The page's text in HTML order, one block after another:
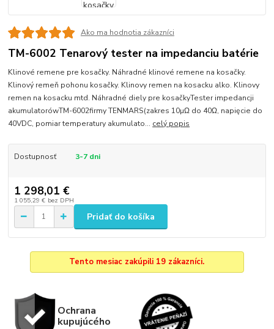
Ako ma hodnotia zákazníci
TM-6002 Tenarový tester na impedanciu batérie
Klinové remene pre kosačky. Náhradné klinové remene na kosačky.
Klinový remeň pohonu kosačky. Klinovy remen na kosacku alko. Klinovy
remen na kosacku mtd. Náhradné diely pre kosačkyTester impedancji
akumulatorówTM-6002firmy TENMARS(zakres 10µΩ do 40Ω, napięcie do
40VDC, pomiar temperatury akumulato... celý popis
Dostupnosť 3-7 dni
1 298,01 €
1 055,29 € bez DPH
Pridať do košíka
Tento mesiac zakúpili 19 zákazníci.
Ochrana
kupujúcého